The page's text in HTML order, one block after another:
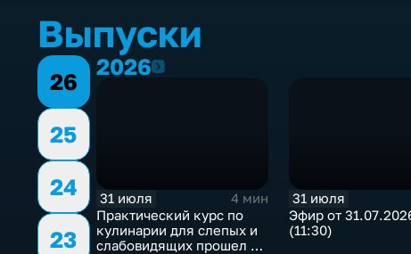
Выпуски
26
25
24
23
20262026
31 июля
4 мин
Практический курс по
кулинарии для слепых и
слабовидящих прошел в
31 июля
Эфир от
(11:30)